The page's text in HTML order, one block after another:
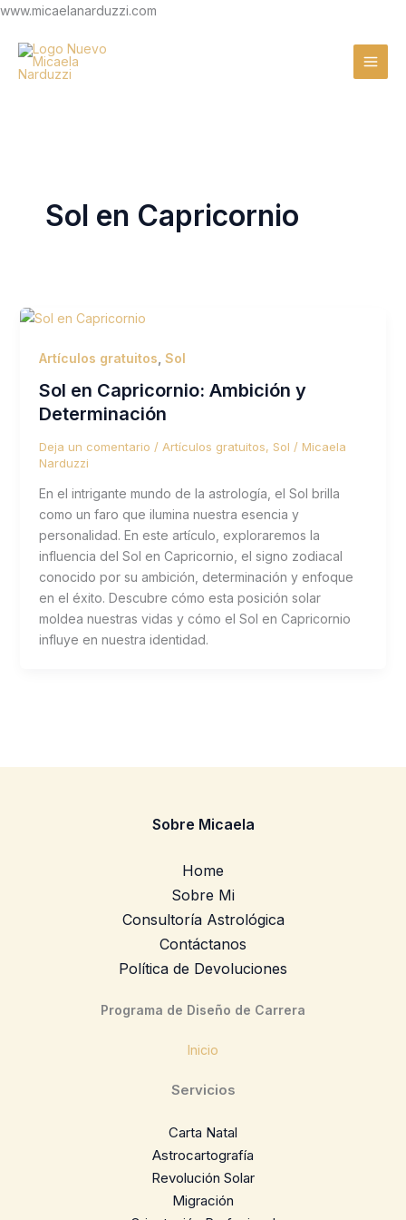
www.micaelanarduzzi.com
Sol en Capricornio
Artículos gratuitos Sol
Sol en Capricornio: Ambición y
Determinación
Deja un comentario / Artículos gratuitos, Sol / Micaela
Narduzzi
En el intrigante mundo de la astrología, el Sol brilla
como un faro que ilumina nuestra esencia y
personalidad. En este artículo, exploraremos la
influencia del Sol en Capricornio, el signo zodiacal
conocido por su ambición, determinación y enfoque
en el éxito. Descubre cómo esta posición solar
moldea nuestras vidas y cómo el Sol en Capricornio
influye en nuestra identidad.
Sobre Micaela
Home
Sobre Mi
Consultoría Astrológica
Contáctanos
Política de Devoluciones
Programa de Diseño de Carrera
Inicio
Servicios
Carta Natal
Astrocartografía
Revolución Solar
Migración